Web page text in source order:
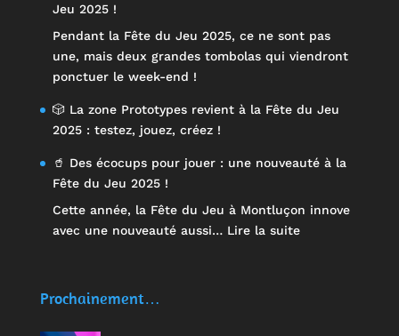
Jeu 2025 !
Pendant la Fête du Jeu 2025, ce ne sont pas
une, mais deux grandes tombolas qui viendront
ponctuer le week-end !
🎲 La zone Prototypes revient à la Fête du Jeu
2025 : testez, jouez, créez !
🥤 Des écocups pour jouer : une nouveauté à la
Fête du Jeu 2025 !
Cette année, la Fête du Jeu à Montluçon innove
avec une nouveauté aussi… Lire la suite:
Prochainement…